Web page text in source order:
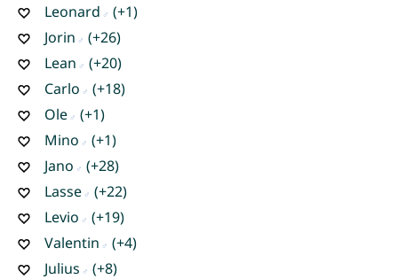
Leonard
(+1)
Jorin
(+26)
Lean
(+20)
Carlo
(+18)
Ole
(+1)
Mino
(+1)
Jano
(+28)
Lasse
(+22)
Levio
(+19)
Valentin
(+4)
Julius
(+8)